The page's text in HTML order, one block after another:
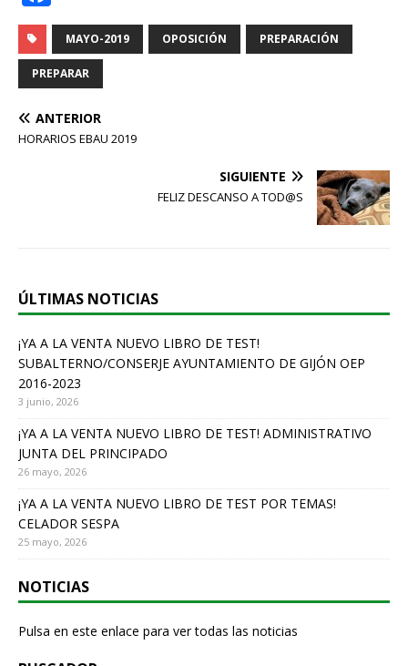
a
c
e
b
o
MAYO-2019 OPOSICIÓN PREPARACIÓN
PREPARAR
ANTERIOR
HORARIOS EBAU 2019
SIGUIENTE
FELIZ DESCANSO A TOD@S
ÚLTIMAS NOTICIAS
¡YA A LA VENTA NUEVO LIBRO DE TEST!
SUBALTERNO/CONSERJE AYUNTAMIENTO DE GIJÓN OEP
2016-2023
3 junio, 2026
¡YA A LA VENTA NUEVO LIBRO DE TEST! ADMINISTRATIVO
JUNTA DEL PRINCIPADO
26 mayo, 2026
¡YA A LA VENTA NUEVO LIBRO DE TEST POR TEMAS!
CELADOR SESPA
25 mayo, 2026
NOTICIAS
Pulsa en este enlace para ver todas las noticias